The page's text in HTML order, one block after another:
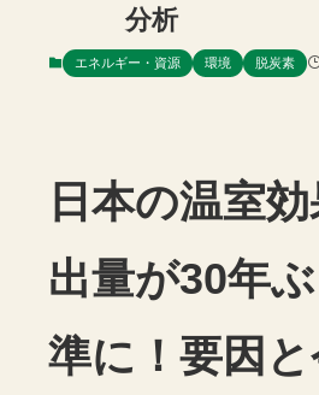
分析
エネルギー・資源 環境 脱炭素
日本の温室
出量が30年
準に！要因